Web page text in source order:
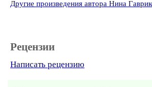
Другие произведения автора Нина
Рецензии
Написать рецензию